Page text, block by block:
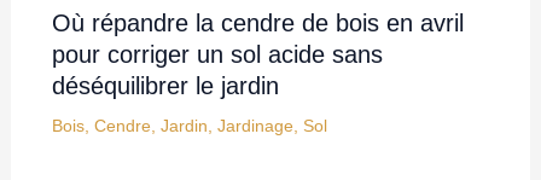
Où répandre la cendre de bois en avril
pour corriger un sol acide sans
déséquilibrer le jardin
Bois, Cendre Jardin Jardinage Sol